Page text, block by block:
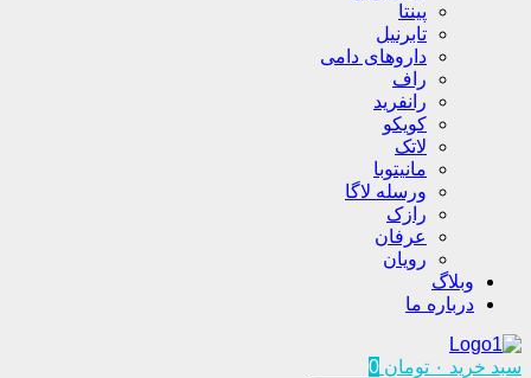
پینتا
تابرنیل
داروهای دامی
راف
رانفرید
کویکو
لاتک
مانیتوبا
ورسله لاگا
رازک
عرفان
رویان
وبلاگ
درباره ما
سبد خرید ۰ تومان 0